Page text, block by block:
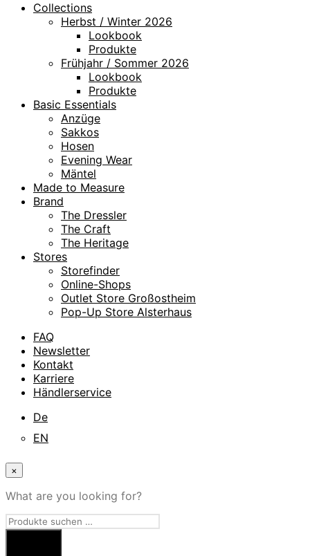
Collections
Herbst / Winter 2026
Lookbook
Produkte
Frühjahr / Sommer 2026
Lookbook
Produkte
Basic Essentials
Anzüge
Sakkos
Hosen
Evening Wear
Mäntel
Made to Measure
Brand
The Dressler
The Craft
The Heritage
Stores
Storefinder
Online-Shops
Outlet Store Großostheim
Pop-Up Store Alsterhaus
FAQ
Newsletter
Kontakt
Karriere
Händlerservice
De
EN
×
What are you looking for?